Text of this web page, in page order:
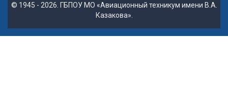
© 1945 - 2026. ГБПОУ МО «Авиационный техникум имени В.А.
Казакова».